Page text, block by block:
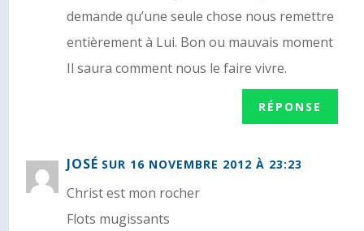
demande qu’une seule chose nous remettre
entièrement à Lui. Bon ou mauvais moment
Il saura comment nous le faire vivre.
RÉPONSE
JOSÉ SUR 16 NOVEMBRE 2012 À 23:23
Christ est mon rocher
Flots mugissants